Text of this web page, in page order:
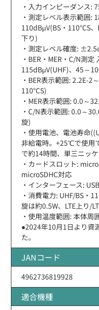
・入力インピーダンス:
・測定レベル表示範囲:
110dBμV(BS・110°CS
下り)
・測定レベル確度:
・BER・MER・C/N測
115dBμV(UHF)、45～
・BER表示範囲: 2.2E-2
110°CS)
・MER表示範囲: 0.0～
・C/N表示範囲: 0.0～
旋)
・使用電池、電池寿命
非給電時。+25℃で使用
で約14時間、単三ニッ
・カードスロット:
microSDHC対応
・インターフェース:
・消費電力: UHF/BS・
旋は約0.5W、LTE上り/
・使用温度範囲: 本体
●2024年10月1日より資
た。
JANコード
4962736819928
適合機種